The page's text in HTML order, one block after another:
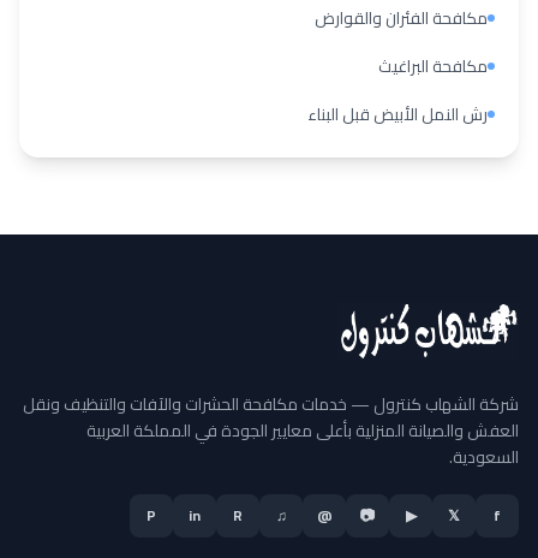
مكافحة الفئران والقوارض
مكافحة البراغيث
رش النمل الأبيض قبل البناء
شركة الشهاب كنترول — خدمات مكافحة الحشرات والآفات والتنظيف ونقل
العفش والصيانة المنزلية بأعلى معايير الجودة في المملكة العربية
السعودية.
f
𝕏
▶
📷
@
♫
R
in
P